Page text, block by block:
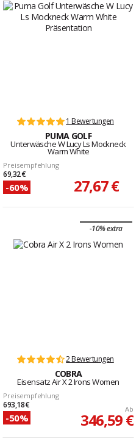
1 Bewertungen
PUMA GOLF
Unterwäsche W Lucy Ls Mockneck
Warm White
Preisempfehlung
69,32 €
-60% 27,67 €
-10% extra
2 Bewertungen
COBRA
Eisensatz Air X 2 Irons Women
Preisempfehlung
693,18 €
-50%
Ab
346,59 €